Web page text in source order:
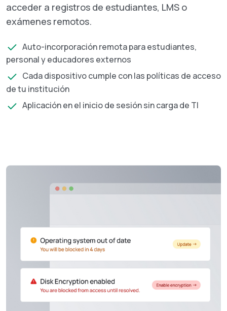
acceder a registros de estudiantes, LMS o
exámenes remotos.
Auto-incorporación remota para estudiantes,
personal y educadores externos
Cada dispositivo cumple con las políticas de acceso
de tu institución
Aplicación en el inicio de sesión sin carga de TI